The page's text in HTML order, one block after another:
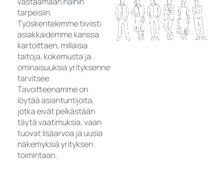
tarpeisiin.
Työskentelemme tiiviisti
asiakkaidemme kanssa
kartoittaen, millaisia
taitoja, kokemusta ja
ominaisuuksia yrityksenne
tarvitsee.
Tavoitteenamme on
löytää asiantuntijoita,
jotka eivät pelkästään
täytä vaatimuksia, vaan
tuovat lisäarvoa ja uusia
näkemyksiä yrityksen
toimintaan.